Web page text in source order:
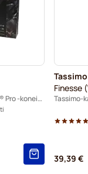
50 kapselia Nespresso® Pro -koneisiin
Tassimo
Finesse
Tassimo-
39,39 €